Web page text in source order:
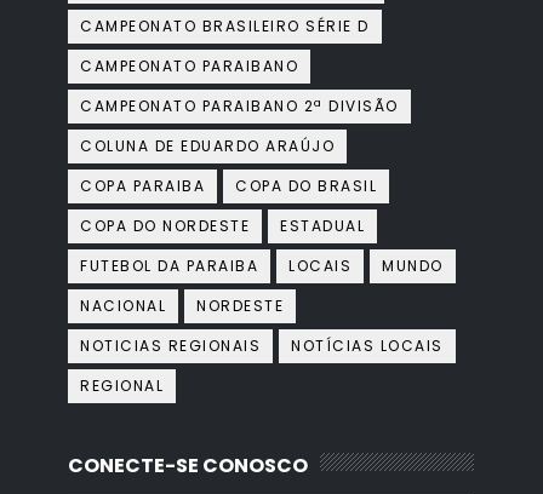
CAMPEONATO BRASILEIRO SÉRIE D
CAMPEONATO PARAIBANO
CAMPEONATO PARAIBANO 2ª DIVISÃO
COLUNA DE EDUARDO ARAÚJO
COPA PARAIBA
COPA DO BRASIL
COPA DO NORDESTE
ESTADUAL
FUTEBOL DA PARAIBA
LOCAIS
MUNDO
NACIONAL
NORDESTE
NOTICIAS REGIONAIS
NOTÍCIAS LOCAIS
REGIONAL
CONECTE-SE CONOSCO